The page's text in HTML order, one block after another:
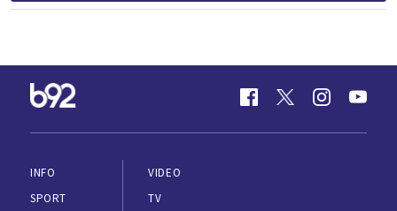
INFO
SPORT
VIDEO
TV